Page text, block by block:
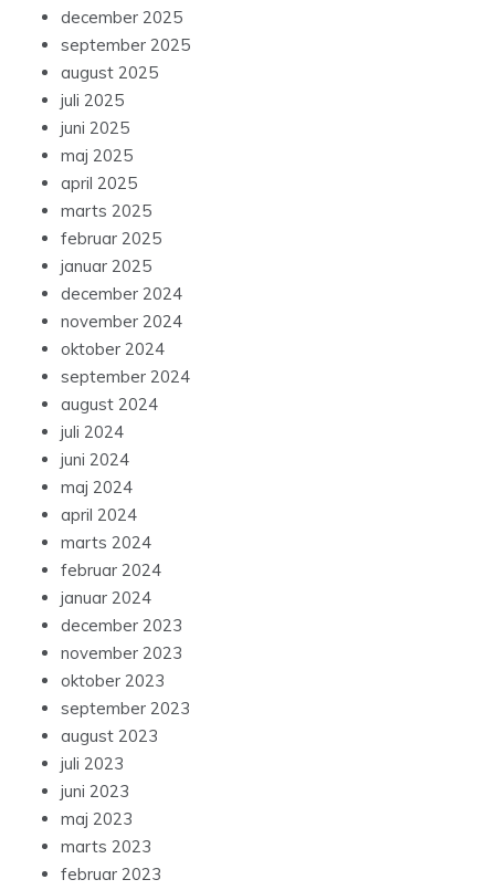
december 2025
september 2025
august 2025
juli 2025
juni 2025
maj 2025
april 2025
marts 2025
februar 2025
januar 2025
december 2024
november 2024
oktober 2024
september 2024
august 2024
juli 2024
juni 2024
maj 2024
april 2024
marts 2024
februar 2024
januar 2024
december 2023
november 2023
oktober 2023
september 2023
august 2023
juli 2023
juni 2023
maj 2023
marts 2023
februar 2023